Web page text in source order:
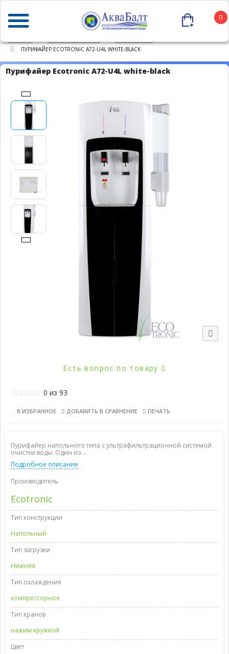
0
ПУРИФАЙЕР ECOTRONIC A72-U4L WHITE-BLACK
Пурифайер Ecotronic A72-U4L white-black
Есть вопрос по товару
0 из 93
В ИЗБРАННОЕ ДОБАВИТЬ В СРАВНЕНИЕ ПЕЧАТЬ
Пурифайер напольного типа с ультрафильтрационной системой
очистки воды. Один из ...
Подробное описание
Производитель
Ecotronic
Тип конструкции
Напольный
Тип загрузки
Нижняя
Тип охлаждения
компрессорное
Тип кранов
нажим кружкой
Цвет